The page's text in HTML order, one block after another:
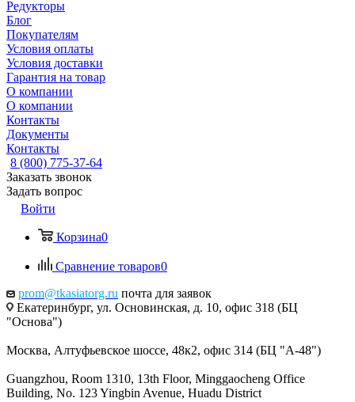
Редукторы
Блог
Покупателям
Условия оплаты
Условия доставки
Гарантия на товар
О компании
О компании
Контакты
Документы
Контакты
8 (800) 775-37-64
Заказать звонок
Задать вопрос
Войти
Корзина0
Сравнение товаров0
prom@tkasiatorg.ru почта для заявок
Екатеринбург, ул. Основинская, д. 10, офис 318 (БЦ
"Основа")
Москва, Алтуфьевское шоссе, 48к2, офис 314 (БЦ "А-48")
Guangzhou, Room 1310, 13th Floor, Minggaocheng Office
Building, No. 123 Yingbin Avenue, Huadu District